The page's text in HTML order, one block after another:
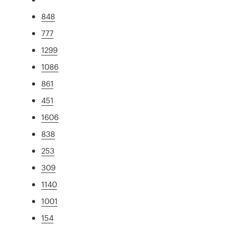
848
777
1299
1086
861
451
1606
838
253
309
1140
1001
154